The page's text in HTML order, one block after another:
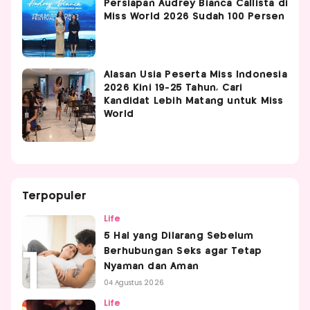
Persiapan Audrey Bianca Callista di
Miss World 2026 Sudah 100 Persen
Alasan Usia Peserta Miss Indonesia
2026 Kini 19-25 Tahun, Cari
Kandidat Lebih Matang untuk Miss
World
Terpopuler
Life
5 Hal yang Dilarang Sebelum
Berhubungan Seks agar Tetap
Nyaman dan Aman
04 Agustus 2026
Life